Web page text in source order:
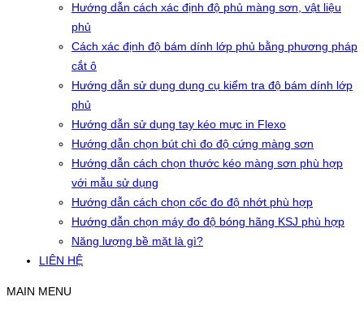
Hướng dẫn cách xác định độ phủ màng sơn, vật liệu
phủ
Cách xác định độ bám dính lớp phủ bằng phương pháp
cắt ô
Hướng dẫn sử dụng dụng cụ kiểm tra độ bám dính lớp
phủ
Hướng dẫn sử dụng tay kéo mực in Flexo
Hướng dẫn chọn bút chì đo độ cứng màng sơn
Hướng dẫn cách chọn thước kéo màng sơn phù hợp
với mẫu sử dụng
Hướng dẫn cách chọn cốc đo độ nhớt phù hợp
Hướng dẫn chọn máy đo độ bóng hãng KSJ phù hợp
Năng lượng bề mặt là gì?
LIÊN HỆ
MAIN MENU